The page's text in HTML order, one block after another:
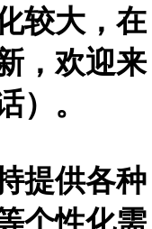
较大，在
，欢迎来
）。
提供各种
个性化需